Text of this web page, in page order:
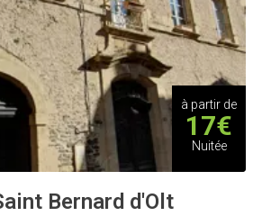
à partir de
17€
Nuitée
Bernard d'Olt